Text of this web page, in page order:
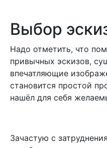
Выбор
Надо отметить, что
привычных эскизов,
впечатляющие
становится простой
нашёл для себя
Зачастую с